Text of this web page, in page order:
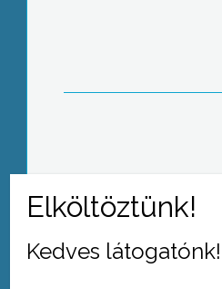
Kedves látogatónk!